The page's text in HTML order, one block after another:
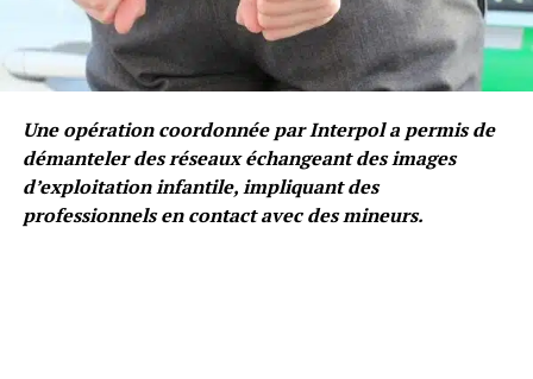
Une opération coordonnée par Interpol a permis de
démanteler des réseaux échangeant des images
d’exploitation infantile, impliquant des
professionnels en contact avec des mineurs.